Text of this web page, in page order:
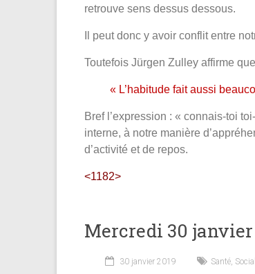
retrouve sens dessus dessous.
Il peut donc y avoir conflit entre
Toutefois Jürgen Zulley affirme
« L’habitude fait aussi
Bref l’expression : « connais-toi
interne, à notre manière
d’activité et de repos.
<1182>
Mercredi 30 janvier
30 janvier 2019 Santé, Social